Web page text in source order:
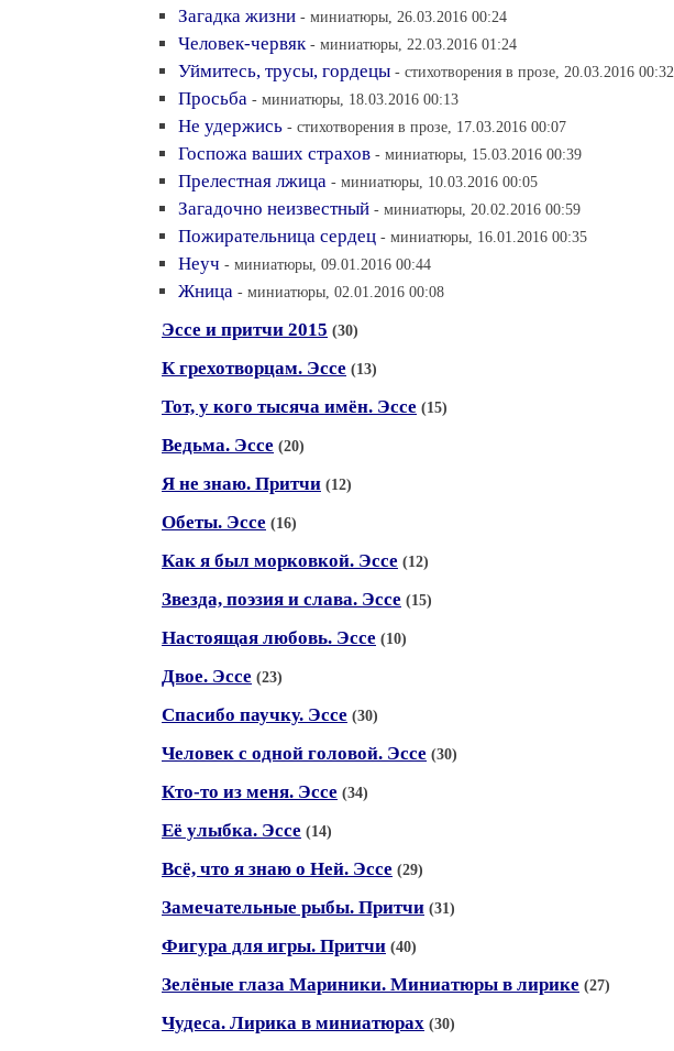
Загадка жизни - миниатюры, 26.03.2016 00:24
Человек-червяк - миниатюры, 22.03.2016 01:24
Уймитесь, трусы, гордецы - стихотворения в прозе, 20.03.2016 00:32
Просьба - миниатюры, 18.03.2016 00:13
Не удержись - стихотворения в прозе, 17.03.2016 00:07
Госпожа ваших страхов - миниатюры, 15.03.2016 00:39
Прелестная лжица - миниатюры, 10.03.2016 00:05
Загадочно неизвестный - миниатюры, 20.02.2016 00:59
Пожирательница сердец - миниатюры, 16.01.2016 00:35
Неуч - миниатюры, 09.01.2016 00:44
Жница - миниатюры, 02.01.2016 00:08
Эссе и притчи 2015 (30)
К грехотворцам. Эссе (13)
Тот, у кого тысяча имён. Эссе (15)
Ведьма. Эссе (20)
Я не знаю. Притчи (12)
Обеты. Эссе (16)
Как я был морковкой. Эссе (12)
Звезда, поэзия и слава. Эссе (15)
Настоящая любовь. Эссе (10)
Двое. Эссе (23)
Спасибо паучку. Эссе (30)
Человек с одной головой. Эссе (30)
Кто-то из меня. Эссе (34)
Её улыбка. Эссе (14)
Всё, что я знаю о Ней. Эссе (29)
Замечательные рыбы. Притчи (31)
Фигура для игры. Притчи (40)
Зелёные глаза Мариники. Миниатюры в лирике (27)
Чудеса. Лирика в миниатюрах (30)